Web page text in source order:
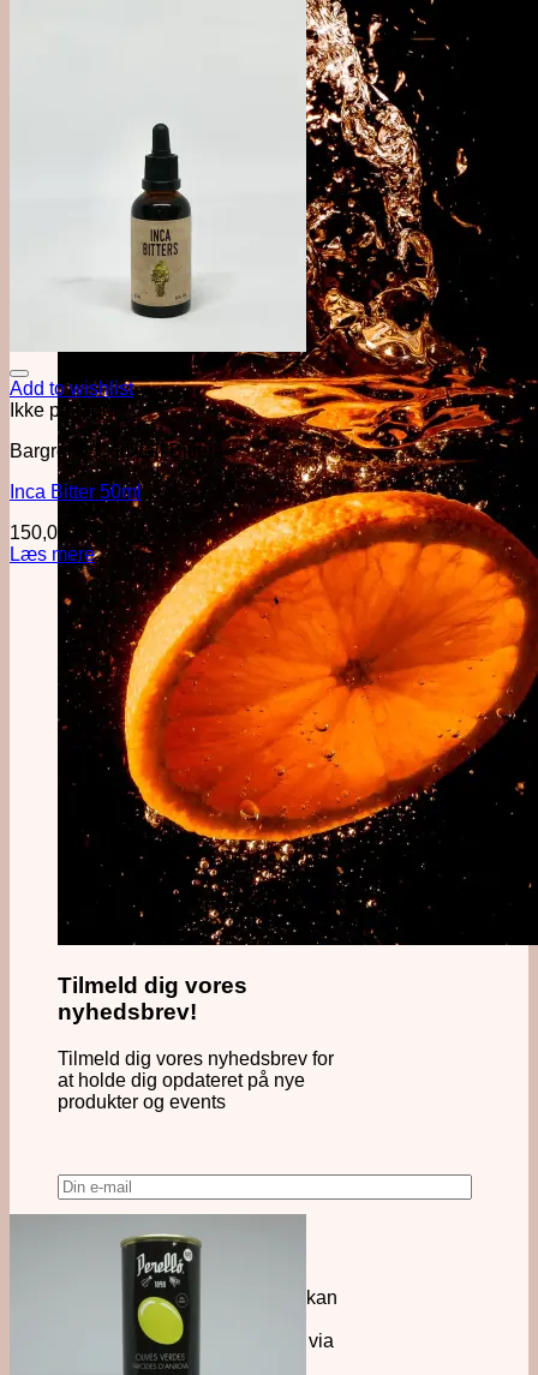
Tilmeld dig vores
nyhedsbrev!
Tilmeld dig vores nyhedsbrev for
at holde dig opdateret på nye
produkter og events
Ja tak, tilmeld mig Force
Majeures nyhedsbrev, så jeg kan
modtage informationer om
nyheder, produkter og events via
Add to wishlist
Ikke på lager
Bargrej & Cocktail Bitters
Inca Bitter 50ml
150,00kr.
Læs mere